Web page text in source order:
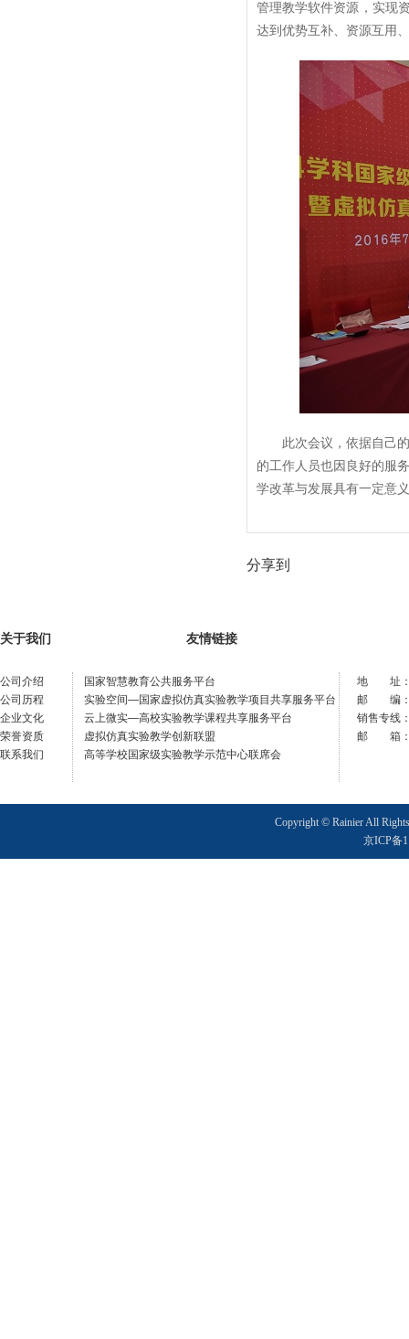
管理教学软件资源，实现
达到优势互补、资源互用
此次会议，依据自己
的工作人员也因良好的服
学改革与发展具有一定意
分享到
关于我们
公司介绍
公司历程
企业文化
荣誉资质
联系我们
友情链接
国家智慧教育公共服务平台
实验空间—国家虚拟仿真实验教学项目共享服务平台
云上微实—高校实验教学课程共享服务平台
虚拟仿真实验教学创新联盟
高等学校国家级实验教学示范中心联席会
地 址：
邮 编：
销售专线
邮 箱：
Copyright © Rainier All
京ICP备